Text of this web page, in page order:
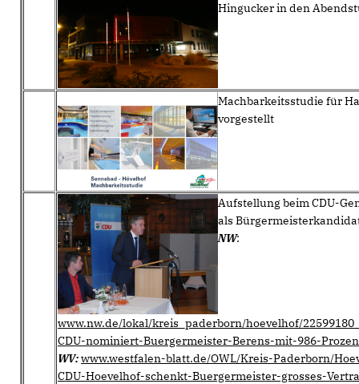
Hingucker in den
Machbarkeitsstudie für
vorgestellt
Aufstellung beim CDU-
als
NW:
www.nw.de/lokal/kreis_paderborn/hoevelhof/
CDU-nominiert-Buergermeister-Berens-mit-986-
WV:www.westfalen-blatt.de/OWL/Kreis-Paderborn/
CDU-Hoevelhof-schenkt-Buergermeister-grosses-